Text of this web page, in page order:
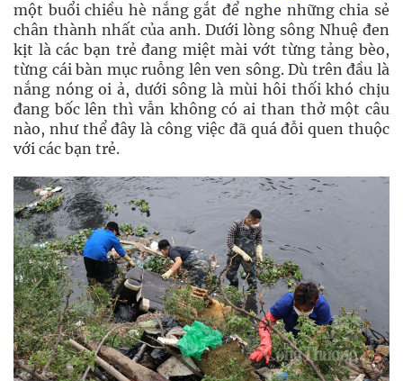
một buổi chiều hè nắng gắt để nghe những chia sẻ
chân thành nhất của anh. Dưới lòng sông Nhuệ đen
kịt là các bạn trẻ đang miệt mài vớt từng tảng bèo,
từng cái bàn mục ruỗng lên ven sông. Dù trên đầu là
nắng nóng oi ả, dưới sông là mùi hôi thối khó chịu
đang bốc lên thì vẫn không có ai than thở một câu
nào, như thể đây là công việc đã quá đỗi quen thuộc
với các bạn trẻ.